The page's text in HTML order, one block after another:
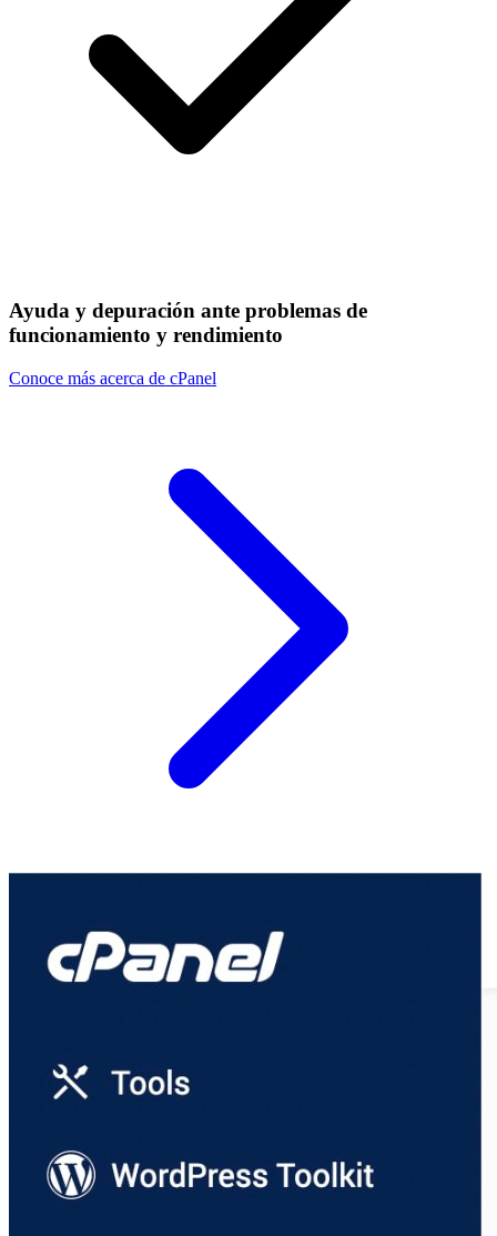
Ayuda y depuración ante problemas de
funcionamiento y rendimiento
Conoce más acerca de cPanel